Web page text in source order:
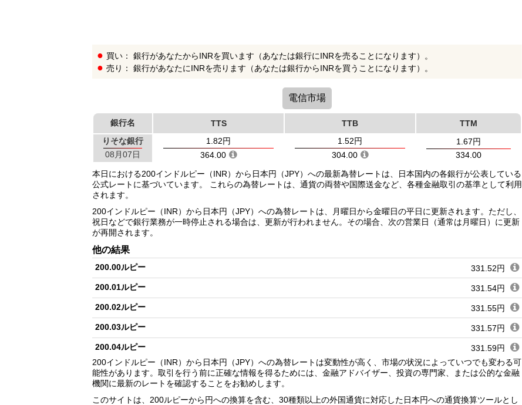
買い： 銀行があなたからINRを買います（あなたは銀行にINRを売ることになります）。
売り： 銀行があなたにINRを売ります（あなたは銀行からINRを買うことになります）。
電信市場
銀行名 TTS TTB
TTM
りそな銀行
08月07日
1.82円
364.00
1.52円
304.00
1.67円
334.00
本日における200インドルピー（INR）から日本円（JPY）への最新為替レートは、日本国内の各銀行が公表している
公式レートに基づいています。 これらの為替レートは、通貨の両替や国際送金など、各種金融取引の基準として利用
されます。
200インドルピー（INR）から日本円（JPY）への為替レートは、月曜日から金曜日の平日に更新されます。ただし、
祝日などで銀行業務が一時停止される場合は、更新が行われません。その場合、次の営業日（通常は月曜日）に更新
が再開されます。
他の結果
200.00ルピー
331.52円
200.01ルピー
331.54円
200.02ルピー
331.55円
200.03ルピー
331.57円
200.04ルピー
331.59円
200.05ルピー
331.60円
200.06ルピー
200インドルピー（INR）から日本円（JPY）への為替レートは変動性が高く、市場の状況によっていつでも変わる可
能性があります。取引を行う前に正確な情報を得るためには、金融アドバイザー、投資の専門家、または公的な金融
機関に最新のレートを確認することをお勧めします。
このサイトは、200ルピーから円への換算を含む、30種類以上の外国通貨に対応した日本円への通貨換算ツールとし